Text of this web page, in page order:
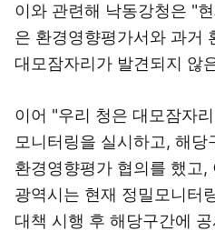
이와 관련해 낙동강청은 "
은 환경영향평가서와 과거
대모잠자리가 발견되지 않
이어 "우리 청은 대모잠자
모니터링을 실시하고, 해
환경영향평가 협의를 했고
광역시는 현재 정밀모니터
대책 시행 후 해당구간에